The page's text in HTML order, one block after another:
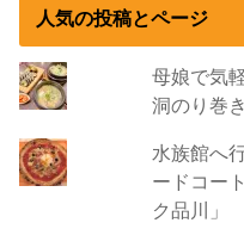
人気の投稿とページ
母娘で気
洞のり巻
水族館へ
ードコー
ク品川」